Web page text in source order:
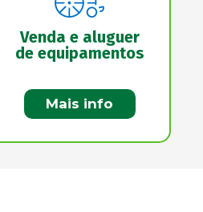
Venda e aluguer
de equipamentos
Mais info